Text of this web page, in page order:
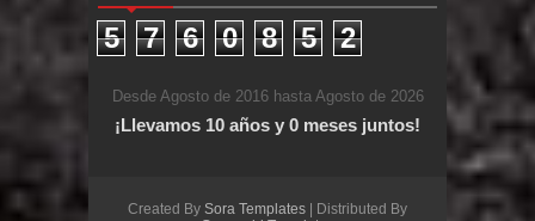
5 7 6 0 8 5 2
Desde Agosto de 2016 hasta Agosto de 2026
¡Llevamos 10 años y 0 meses juntos!
Created By Sora Templates | Distributed By